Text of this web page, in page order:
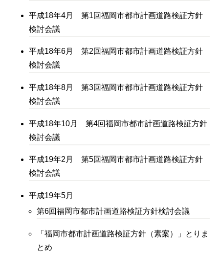
平成18年4月 第1回福岡市都市計画道路検証方針
検討会議
平成18年6月 第2回福岡市都市計画道路検証方針
検討会議
平成18年8月 第3回福岡市都市計画道路検証方針
検討会議
平成18年10月 第4回福岡市都市計画道路検証方針
検討会議
平成19年2月 第5回福岡市都市計画道路検証方針
検討会議
平成19年5月
第6回福岡市都市計画道路検証方針検討会議
「福岡市都市計画道路検証方針（素案）」とりま
とめ